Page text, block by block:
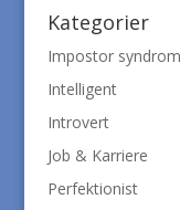
Kategorier
Impostor
Intelligent
Introvert
Job & Karriere
Perfektionist